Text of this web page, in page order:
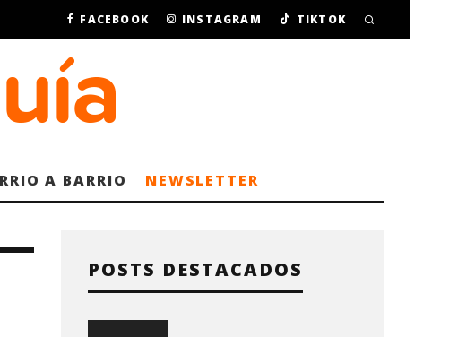
FACEBOOK INSTAGRAM TIKTOK
A BARRIO NEWSLETTER
POSTS DESTACADOS